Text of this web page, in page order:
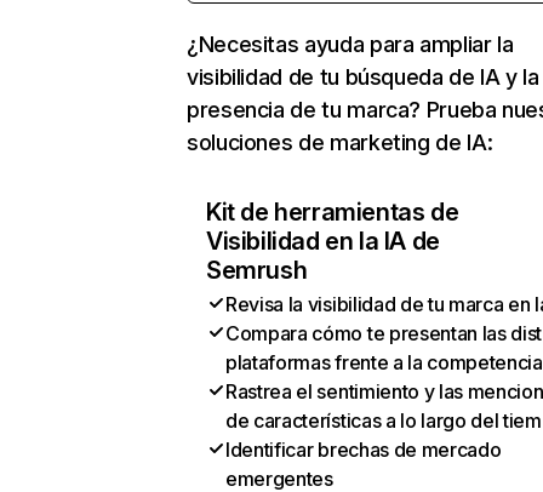
¿Necesitas ayuda para ampliar la
visibilidad de tu búsqueda de IA y la
presencia de tu marca? Prueba
soluciones de marketing de IA:
Kit de herramientas de
Visibilidad en la IA de
Semrush
Revisa la visibilidad de tu marca en
Compara cómo te presentan las
plataformas frente a la competencia
Rastrea el sentimiento y las
de características a lo largo del
Identificar brechas de mercado
emergentes